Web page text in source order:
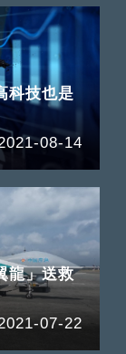
科技也是
08-14
龍」送救
07-22